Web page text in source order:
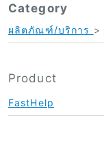
Category
ผลิตภัณฑ์/บริการ >
Product
FastHelp